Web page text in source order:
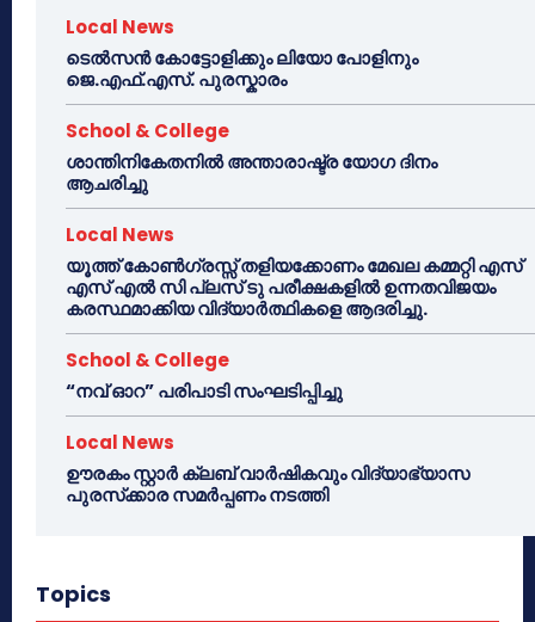
Local News
ടെൽസൻ കോട്ടോളിക്കും ലിയോ പോളിനും
ജെ.എഫ്.എസ്. പുരസ്കാരം
School & College
ശാന്തിനികേതനിൽ അന്താരാഷ്ട്ര യോഗ ദിനം
ആചരിച്ചു
Local News
യൂത്ത് കോൺഗ്രസ്സ് തളിയക്കോണം മേഖല കമ്മറ്റി എസ്
എസ് എൽ സി പ്ലസ് ടു പരീക്ഷകളിൽ ഉന്നതവിജയം
കരസ്ഥമാക്കിയ വിദ്യാർത്ഥികളെ ആദരിച്ചു.
School & College
“നവ് ഓറ” പരിപാടി സംഘടിപ്പിച്ചു
Local News
ഊരകം സ്റ്റാർ ക്ലബ് വാർഷികവും വിദ്യാഭ്യാസ
പുരസ്‌ക്കാര സമർപ്പണം നടത്തി
Topics